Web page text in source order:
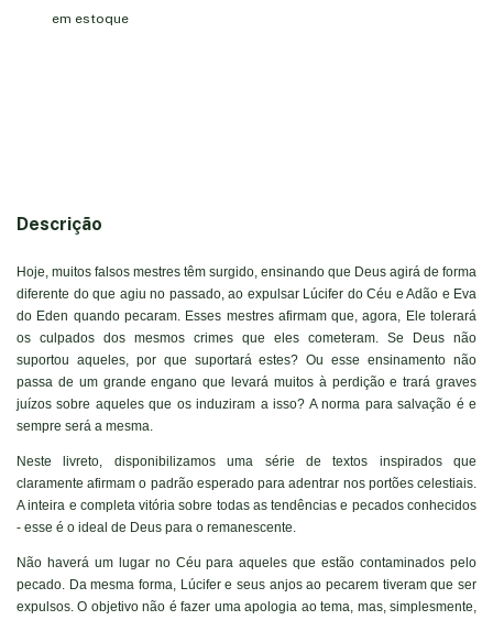
em estoque
Descrição
Hoje, muitos falsos mestres têm surgido, ensinando que Deus agirá de forma
diferente do que agiu no passado, ao expulsar Lúcifer do Céu e Adão e Eva
do Eden quando pecaram. Esses mestres afirmam que, agora, Ele tolerará
os culpados dos mesmos crimes que eles cometeram. Se Deus não
suportou aqueles, por que suportará estes? Ou esse ensinamento não
passa de um grande engano que levará muitos à perdição e trará graves
juízos sobre aqueles que os induziram a isso? A norma para salvação é e
sempre será a mesma.
Neste livreto, disponibilizamos uma série de textos inspirados que
claramente afirmam o padrão esperado para adentrar nos portões celestiais.
A inteira e completa vitória sobre todas as tendências e pecados conhecidos
- esse é o ideal de Deus para o remanescente.
Não haverá um lugar no Céu para aqueles que estão contaminados pelo
pecado. Da mesma forma, Lúcifer e seus anjos ao pecarem tiveram que ser
expulsos. O objetivo não é fazer uma apologia ao tema, mas, simplesmente,